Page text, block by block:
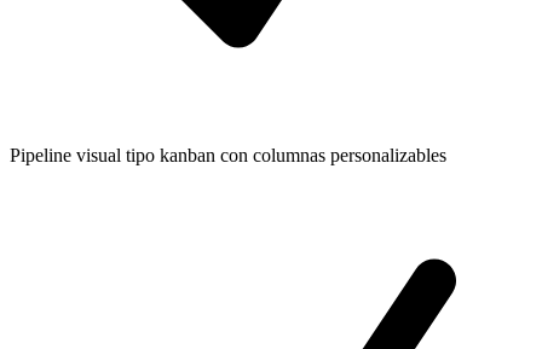
Pipeline visual tipo kanban con columnas personalizables